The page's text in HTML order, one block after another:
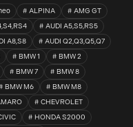
ALPINA
AMG GT
AUDI A5,S5,RS5
A8,S8
AUDI Q2,Q3,Q5,Q7
BMW 1
BMW 2
BMW 7
BMW 8
BMW M6
BMW M8
CHEVROLET
HONDA S2000